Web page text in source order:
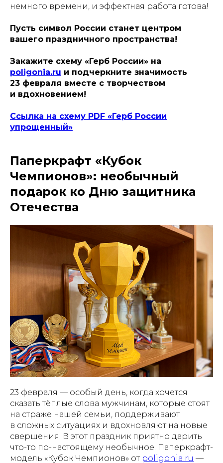
немного времени, и эффектная работа готова!
Пусть символ России станет центром
вашего праздничного пространства!
Закажите схему «Герб России» на
poligonia.ru и подчеркните значимость
23 февраля вместе с творчеством
и вдохновением!
Ссылка на схему PDF «Герб России
упрощенный»
Паперкрафт «Кубок
Чемпионов»: необычный
подарок ко Дню защитника
Отечества
23 февраля — особый день, когда хочется
сказать тёплые слова мужчинам, которые стоят
на страже нашей семьи, поддерживают
в сложных ситуациях и вдохновляют на новые
свершения. В этот праздник приятно дарить
что-то по-настоящему необычное. Паперкрафт-
модель «Кубок Чемпионов» от poligonia.ru —